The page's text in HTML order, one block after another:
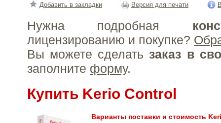
Добавить в закладки Версия для печати
Нужна подробная
лицензированию и покупке?
Вы можете сделать заказ в
заполните форму.
Купить Kerio Control
Варианты поставки и стоимость